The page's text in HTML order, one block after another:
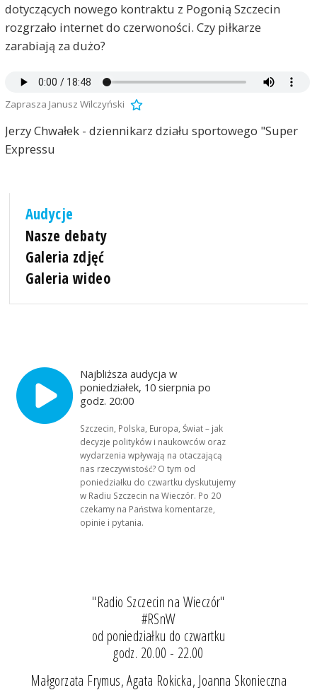
dotyczących nowego kontraktu z Pogonią Szczecin
rozgrzało internet do czerwoności. Czy piłkarze
zarabiają za dużo?
Zaprasza Janusz Wilczyński
Jerzy Chwałek - dziennikarz działu sportowego "Super
Expressu
Audycje
Nasze debaty
Galeria zdjęć
Galeria wideo
Najbliższa audycja w
poniedziałek, 10 sierpnia po
godz. 20:00
Szczecin, Polska, Europa, Świat – jak
decyzje polityków i naukowców oraz
wydarzenia wpływają na otaczającą
nas rzeczywistość? O tym od
poniedziałku do czwartku dyskutujemy
w Radiu Szczecin na Wieczór. Po 20
czekamy na Państwa komentarze,
opinie i pytania.
"Radio Szczecin na Wieczór"
#RSnW
od poniedziałku do czwartku
godz. 20.00 - 22.00
Małgorzata Frymus, Agata Rokicka, Joanna Skonieczna